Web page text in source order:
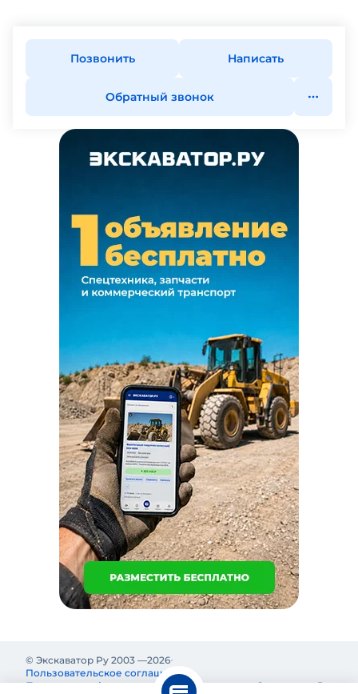
Позвонить Написать
Обратный звонок
© Экскаватор Ру 2003 —2026
Пользовательское соглашение
Политика конфиденциальности
Реклама на Экскаватор Ру